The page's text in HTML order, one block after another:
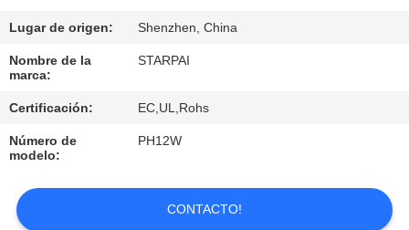
CALIDAD
ÉNTRENOS
EN
CONTACTO
CON
Lugar de origen: Shenzhen, China
Nombre de la
marca:
STARPAI
Certificación: EC,UL,Rohs
Número de
modelo:
PH12W
CONTACTO!